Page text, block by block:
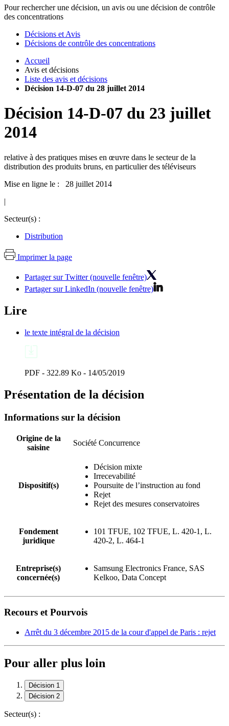
Pour rechercher une décision, un avis ou une décision de contrôle
des concentrations
Décisions et Avis
Décisions de contrôle des concentrations
Accueil
Avis et décisions
Liste des avis et décisions
Décision 14-D-07 du 28 juillet 2014
Décision 14-D-07 du 23 juillet
2014
relative à des pratiques mises en œuvre dans le secteur de la
distribution des produits bruns, en particulier des téléviseurs
Mise en ligne le : 28 juillet 2014
|
Secteur(s) :
Distribution
Imprimer la page
Partager sur Twitter (nouvelle fenêtre)
Partager sur LinkedIn (nouvelle fenêtre)
Lire
le texte intégral de la décision
PDF - 322.89 Ko - 14/05/2019
Présentation de la décision
Informations sur la décision
Origine de la
saisine
Société Concurrence
Dispositif(s)
Décision mixte
Irrecevabilité
Poursuite de l’instruction au fond
Rejet
Rejet des mesures conservatoires
Fondement
juridique
101 TFUE, 102 TFUE, L. 420-1, L.
420-2, L. 464-1
Entreprise(s)
concernée(s)
Samsung Electronics France, SAS
Kelkoo, Data Concept
Recours et Pourvois
Arrêt du 3 décembre 2015 de la cour d'appel de Paris : rejet
Pour aller plus loin
Décision 1
Décision 2
Secteur(s) :